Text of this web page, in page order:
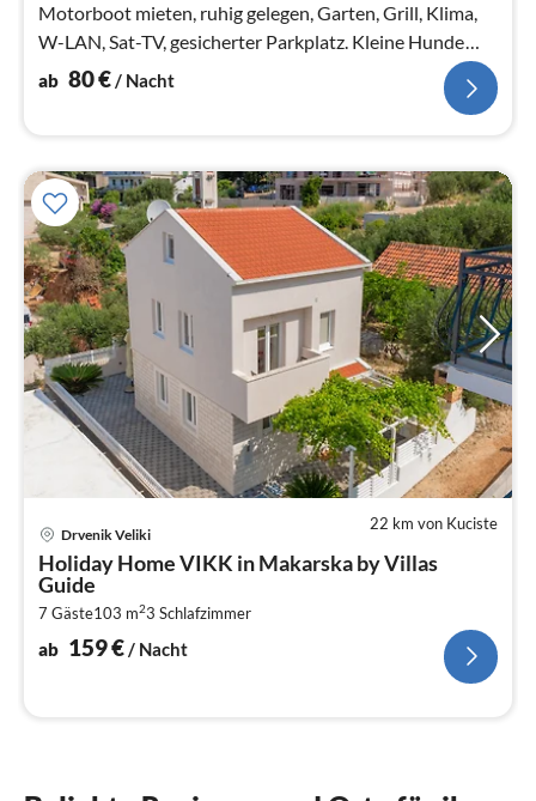
Motorboot mieten, ruhig gelegen, Garten, Grill, Klima,
W-LAN, Sat-TV, gesicherter Parkplatz. Kleine Hunde
sind erlaubt.
ab 80€/ Nacht
22 km von Kuciste
Drvenik Veliki
Holiday Home VIKK in Makarska by Villas
Guide
7 Gäste103 m23 Schlafzimmer
ab 159€ / Nacht